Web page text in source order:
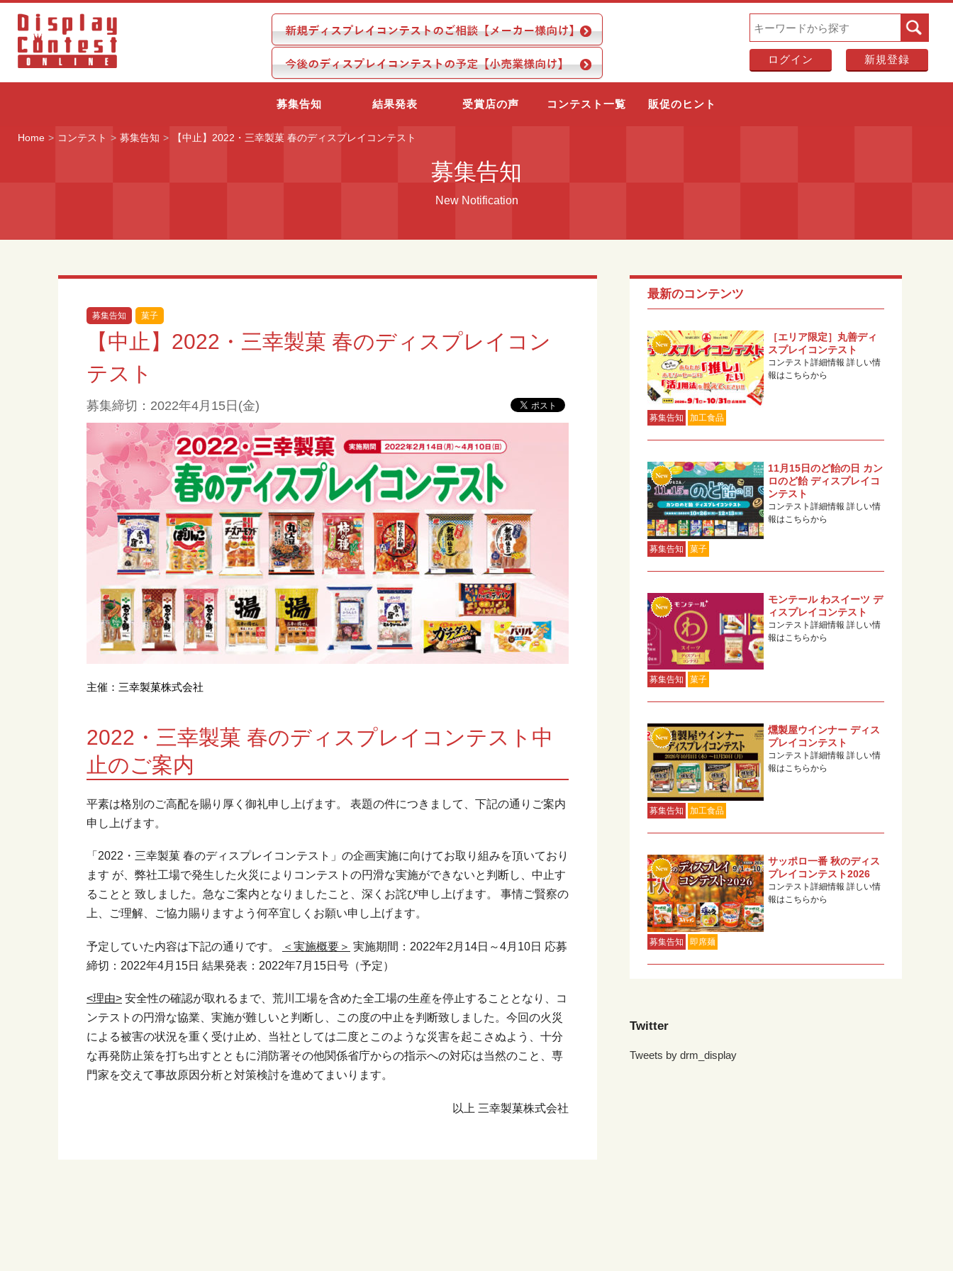
ログイン 新規登録
募集告知 結果発表 受賞店の声 コンテスト一覧 販促のヒント
Home コンテスト 募集告知 【中止】2022・三幸製菓 春のディスプレイコンテスト
募集告知
New Notification
募集告知 菓子
【中止】2022・三幸製菓 春のディスプレイコン
テスト
募集締切：2022年4月15日(金)
主催：三幸製菓株式会社
2022・三幸製菓 春のディスプレイコンテスト中
止のご案内
平素は格別のご高配を賜り厚く御礼申し上げます。 表題の件につきまして、下記の通りご案内
申し上げます。
「2022・三幸製菓 春のディスプレイコンテスト」の企画実施に向けてお取り組みを頂いており
ます が、弊社工場で発生した火災によりコンテストの円滑な実施ができないと判断し、中止す
ることと 致しました。急なご案内となりましたこと、深くお詫び申し上げます。 事情ご賢察の
上、ご理解、ご協力賜りますよう何卒宜しくお願い申し上げます。
予定していた内容は下記の通りです。 ＜実施概要＞ 実施期間：2022年2月14日～4月10日 応募
締切：2022年4月15日 結果発表：2022年7月15日号（予定）
<理由> 安全性の確認が取れるまで、荒川工場を含めた全工場の生産を停止することとなり、コ
ンテストの円滑な協業、実施が難しいと判断し、この度の中止を判断致しました。今回の火災
による被害の状況を重く受け止め、当社としては二度とこのような災害を起こさぬよう、十分
な再発防止策を打ち出すとともに消防署その他関係省庁からの指示への対応は当然のこと、専
門家を交えて事故原因分析と対策検討を進めてまいります。
以上 三幸製菓株式会社
最新のコンテンツ
募集告知 加工食品
［エリア限定］丸善ディ
スプレイコンテスト
コンテスト詳細情報 詳しい情
報はこちらから
募集告知 菓子
11月15日のど飴の日 カン
ロのど飴 ディスプレイコ
ンテスト
コンテスト詳細情報 詳しい情
報はこちらから
募集告知 菓子
モンテール わスイーツ デ
ィスプレイコンテスト
コンテスト詳細情報 詳しい情
報はこちらから
募集告知 加工食品
燻製屋ウインナー ディス
プレイコンテスト
コンテスト詳細情報 詳しい情
報はこちらから
募集告知 即席麺
サッポロ一番 秋のディス
プレイコンテスト2026
コンテスト詳細情報 詳しい情
報はこちらから
Twitter
Tweets by drm_display